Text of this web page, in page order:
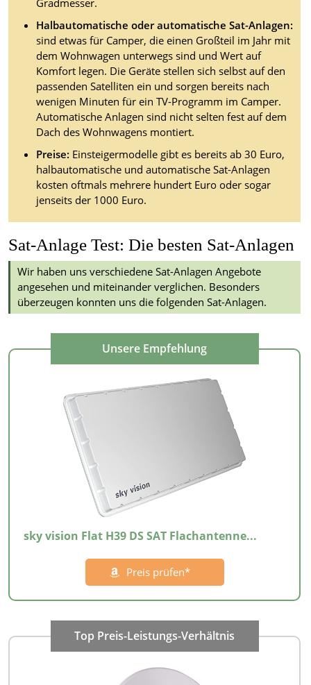
Gradmesser.
Halbautomatische oder automatische Sat-Anlagen:
sind etwas für Camper, die einen Großteil im Jahr mit
dem Wohnwagen unterwegs sind und Wert auf
Komfort legen. Die Geräte stellen sich selbst auf den
passenden Satelliten ein und sorgen bereits nach
wenigen Minuten für ein TV-Programm im Camper.
Automatische Anlagen sind nicht selten fest auf dem
Dach des Wohnwagens montiert.
Preise: Einsteigermodelle gibt es bereits ab 30 Euro,
halbautomatische und automatische Sat-Anlagen
kosten oftmals mehrere hundert Euro oder sogar
jenseits der 1000 Euro.
Sat-Anlage Test: Die besten Sat-Anlagen
Wir haben uns verschiedene Sat-Anlagen Angebote
angesehen und miteinander verglichen. Besonders
überzeugen konnten uns die folgenden Sat-Anlagen.
sky vision Flat H39 DS SAT Flachantenne...
Preis prüfen*